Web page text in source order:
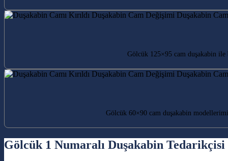
Gölcük 125×95 cam duşakabin
Gölcük 60×90 cam duşakabin
Gölcük 1 Numaralı Duşakabin Tedarikçisi